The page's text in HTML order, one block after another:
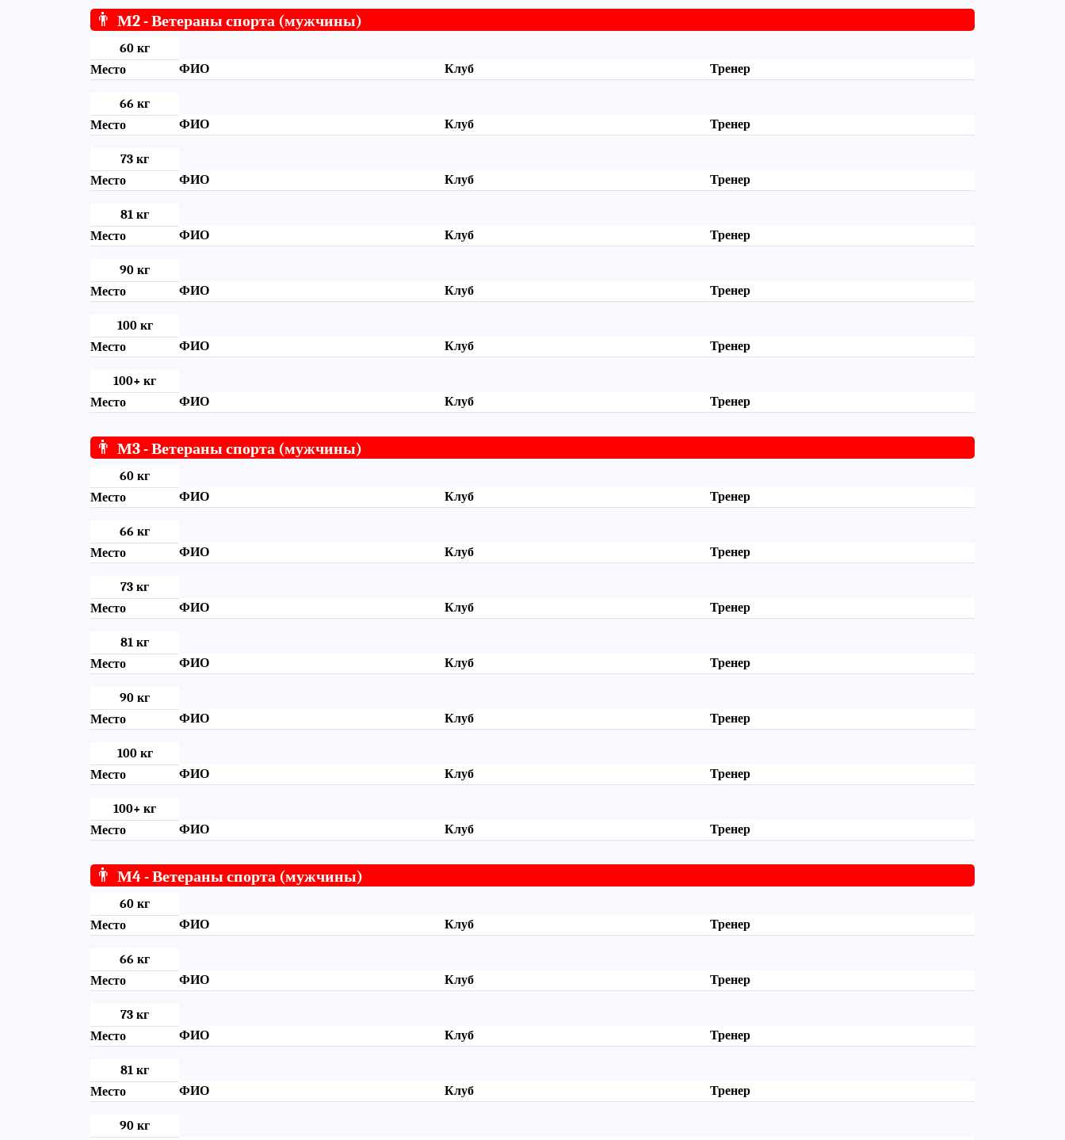
👨 М2 - Ветераны спорта (мужчины)
60 кг
Место
ФИО Клуб Тренер
66 кг
Место
ФИО Клуб Тренер
73 кг
Место
ФИО Клуб Тренер
81 кг
Место
ФИО Клуб Тренер
90 кг
Место
ФИО Клуб Тренер
100 кг
Место
ФИО Клуб Тренер
100+ кг
Место
ФИО Клуб Тренер
👨 М3 - Ветераны спорта (мужчины)
60 кг
Место
ФИО Клуб Тренер
66 кг
Место
ФИО Клуб Тренер
73 кг
Место
ФИО Клуб Тренер
81 кг
Место
ФИО Клуб Тренер
90 кг
Место
ФИО Клуб Тренер
100 кг
Место
ФИО Клуб Тренер
100+ кг
Место
ФИО Клуб Тренер
👨 М4 - Ветераны спорта (мужчины)
60 кг
Место
ФИО Клуб Тренер
66 кг
Место
ФИО Клуб Тренер
73 кг
Место
ФИО Клуб Тренер
81 кг
Место
ФИО Клуб Тренер
90 кг